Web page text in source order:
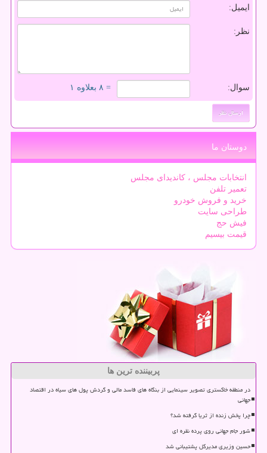
ایمیل:
نظر:
سوال: = ۸ بعلاوه ۱
دوستان ما
انتخابات مجلس ، کاندیدای مجلس
تعمیر تلفن
خرید و فروش خودرو
طراحی سایت
فیش حج
قیمت بیسیم
پربیننده ترین ها
در منطقه خاکستری تصویر سینمایی از بنگاه های فاسد مالی و گردش پول های سیاه در اقتصاد
جهانی
چرا پخش زنده از ثریا گرفته شد؟
شور جام جهانی روی پرده نقره ای
حسین وزیری مدیرکل پشتیبانی شد